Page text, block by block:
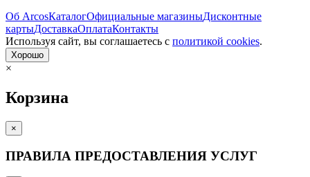
Об ArcosКаталогОфициальные магазиныДисконтные
картыДоставкаОплатаКонтакты
Используя сайт, вы согла­шаетесь с политикой cookies.
Хорошо
×
Корзина
×
ПРАВИЛА ПРЕДОСТАВЛЕНИЯ УСЛУГ